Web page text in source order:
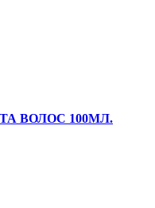
ВОЛОС 100МЛ.